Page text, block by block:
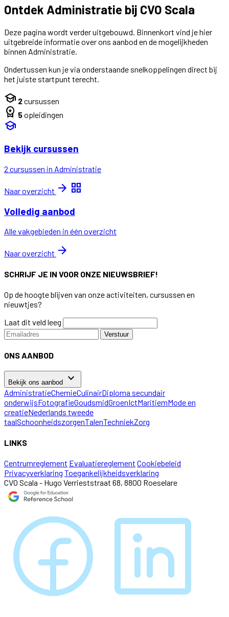
Ontdek Administratie bij CVO Scala
Deze pagina wordt verder uitgebouwd. Binnenkort vind je hier
uitgebreide informatie over ons aanbod en de mogelijkheden
binnen Administratie.
Ondertussen kun je via onderstaande snelkoppelingen direct bij
het juiste startpunt terecht.
school 2cursussen
workspace_premium 5opleidingen
school
Bekijk cursussen
2 cursussen in Administratie
Naar overzicht arrow_forward grid_view
Volledig aanbod
Alle vakgebieden in één overzicht
Naar overzicht arrow_forward
SCHRIJF JE IN VOOR ONZE NIEUWSBRIEF!
Op de hoogte blijven van onze activiteiten, cursussen en
nieuwtjes?
Laat dit veld leeg
Verstuur
ONS AANBOD
Bekijk ons aanbod keyboard_arrow_down
AdministratieChemieCulinairDiploma secundair
onderwijsFotografieGoudsmidGroenIctMaritiemMode en
creatieNederlands tweede
taalSchoonheidszorgenTalenTechniekZorg
LINKS
Centrumreglement Evaluatiereglement Cookiebeleid
Privacyverklaring Toegankelijkheidsverklaring
CVO Scala - Hugo Verrieststraat 68, 8800 Roeselare